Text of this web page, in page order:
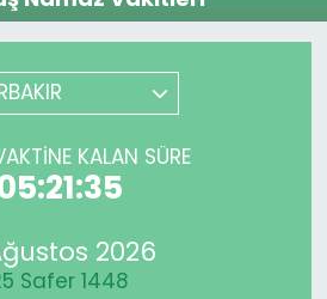
KALAN SÜRE
2026
Safer 1448
Durumu ve Fikstür